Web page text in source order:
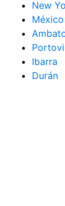
New
México
Ibarra
Durán